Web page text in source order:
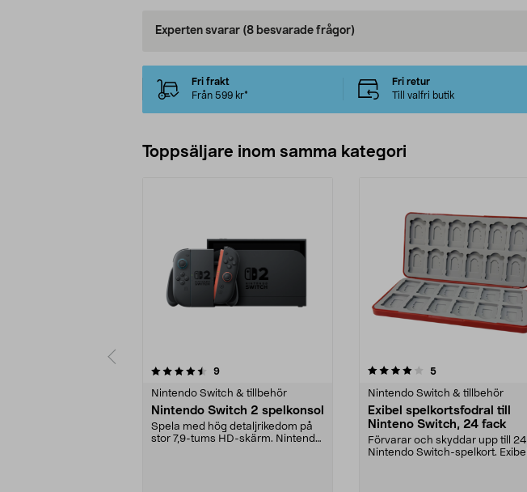
Experten svarar (8 besvarade frågor)
Fri frakt
Från 599 kr*
Fri retur
Till valfri butik
Toppsäljare inom samma kategori
9recensioner
Nintendo Switch & tillbehör
Nintendo Switch 2 spelkonsol
Spela med hög detaljrikedom på
stor 7,9-tums HD-skärm. Nintendo
4.0 av 5 stjärnor 5recensioner
Nintendo Switch & tillbehör
Exibel spelkortsfodral till
Ninteno Switch, 24 fack
Förvarar och skyddar upp till 24
Nintendo Switch-spelkort. Exibel
5.0 av 5 stjärnor